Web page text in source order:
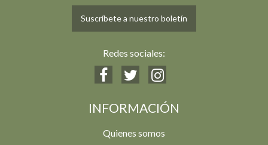
Suscríbete a nuestro boletín
Redes sociales:
INFORMACIÓN
Quienes somos